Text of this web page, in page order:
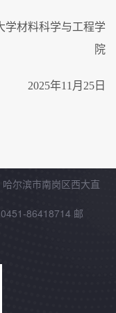
学材料科学与工程学
院
2025年11月25日
尔滨市南岗区西大直
86418714 邮